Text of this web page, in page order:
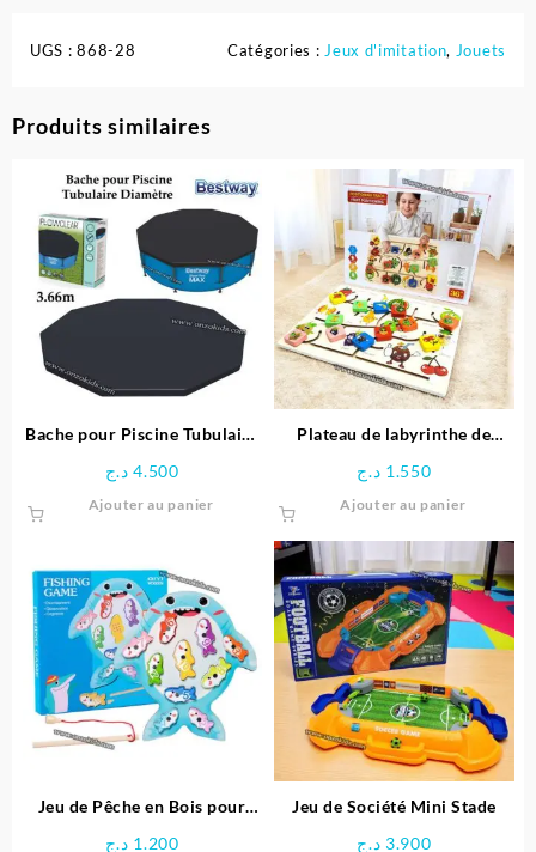
UGS :868-28 Catégories : Jeux d'imitation, Jouets
Produits similaires
Bache pour Piscine Tubulaire
4.500 د.ج
Ajouter au panier
Plateau de labyrinthe de
Space Boy
1.550 د.ج
Ajouter au panier
Jeu de Pêche en Bois pour
1.200 د.ج
Jeu de Société Mini Stade
3.900 د.ج